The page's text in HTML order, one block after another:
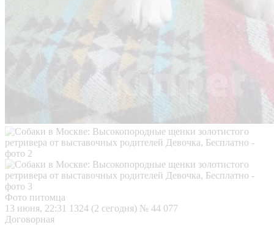
Фото питомца
13 июня, 22:31 1324 (2 сегодня) № 44 077
Договорная